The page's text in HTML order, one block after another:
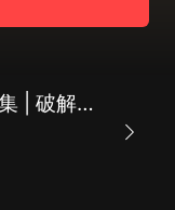
偵探趣味推理故事合集 | 破解近100篇懸案冤案 | 古今中外推理小故事